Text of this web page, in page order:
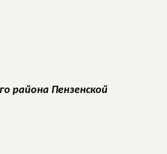
района Пензенской